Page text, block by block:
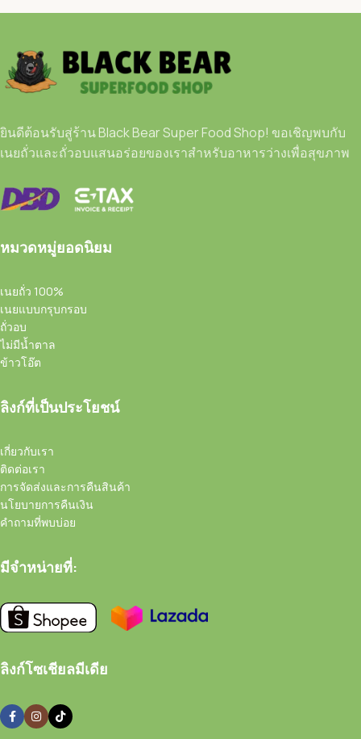
ยินดีต้อนรับสู่ร้าน Black Bear Super Food Shop! ขอเชิญพบกับ
เนยถั่วและถั่วอบแสนอร่อยของเราสำหรับอาหารว่างเพื่อสุขภาพ
หมวดหมู่ยอดนิยม
เนยถั่ว 100%
เนยแบบกรุบกรอบ
ถั่วอบ
ไม่มีน้ำตาล
ข้าวโอ๊ต
ลิงก์ที่เป็นประโยชน์
เกี่ยวกับเรา
ติดต่อเรา
การจัดส่งและการคืนสินค้า
นโยบายการคืนเงิน
คำถามที่พบบ่อย
มีจำหน่ายที่:
ลิงก์โซเชียลมีเดีย